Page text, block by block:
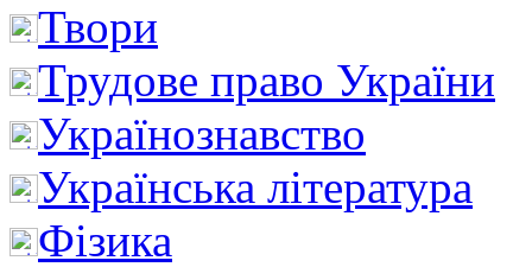
Твори
Трудове право України
Українознавство
Українська література
Фізика